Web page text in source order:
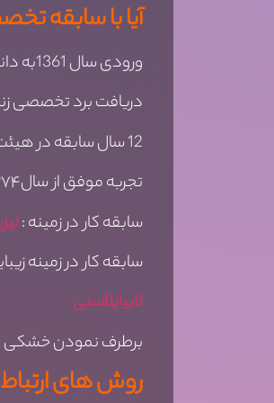
آیا با سابقه
ورودی سال 1361به دانشگاه علوم پزشکی شهید بهشتی تهران و فارغ التحصیل 1368
دریافت برد تخصصی زنان و زایمان در
12 سال سابقه در هیئت علمی در دانشگاه علوم پزشکی اراک
تجربه موفق از سال۱۳۷۴ در زمینه بیماری های زنان , زایمان , نازایی و رفع مشکلات جنسی از جمله
سابقه کار در زمینه :
سابقه کار در زمینه
لابیاپلاستی
برطرف نمودن خشکی
روش های ارتباط